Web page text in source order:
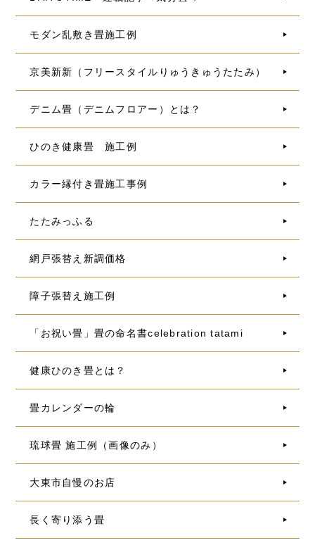
モダン乱敷き畳施工例
京美新新（フリースタイルりゅうきゅうたたみ）
デニム畳（デニムフロアー）とは？
ひのき健康畳 施工例
カラー縁付き畳施工事例
たたみっふる
網戸張替え新調価格
障子張替え施工例
「お祝い畳」畳の命名書celebration tatami
健康ひのき畳とは？
畳カレンダーの輪
琉球畳 施工例（画像のみ）
大東市自慢のお店
長く寄り添う畳